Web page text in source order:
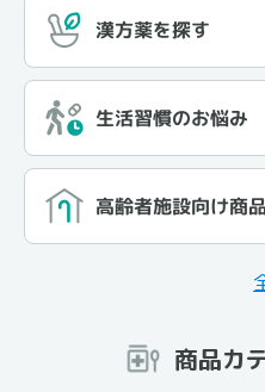
漢方薬を探す
生活習慣のお悩み
高齢者施設向け商品
商品カ